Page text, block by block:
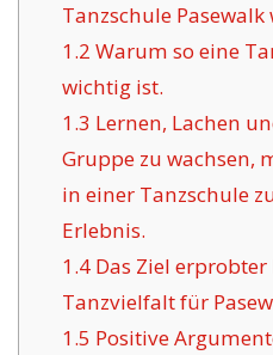
Tanzschule Pasewalk
1.2 Warum so eine
wichtig ist.
1.3 Lernen, Lachen
Gruppe zu wachsen,
in einer Tanzschule
Erlebnis.
1.4Das Ziel erprobter
Tanzvielfalt für
1.5 Positive